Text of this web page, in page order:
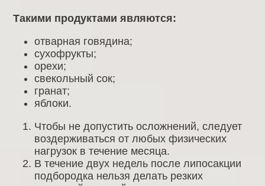
Такими продуктами являются:
отварная говядина;
сухофрукты;
орехи;
свекольный сок;
гранат;
яблоки.
Чтобы не допустить осложнений, следует
воздерживаться от любых физических
нагрузок в течение месяца.
В течение двух недель после липосакции
подбородка нельзя делать резких